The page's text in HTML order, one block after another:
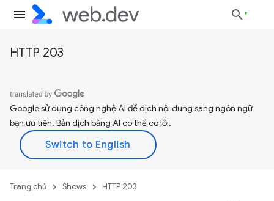
HTTP 203
Google sử dụng công nghệ AI để dịch nội dung sang ngôn ngữ
bạn ưu tiên. Bản dịch bằng AI có thể có lỗi.
Trang chủ Shows HTTP 203